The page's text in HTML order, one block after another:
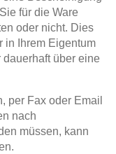
für die Ware
oder nicht. Dies
in Ihrem Eigentum
über eine
per Fax oder Email
nach
müssen, kann